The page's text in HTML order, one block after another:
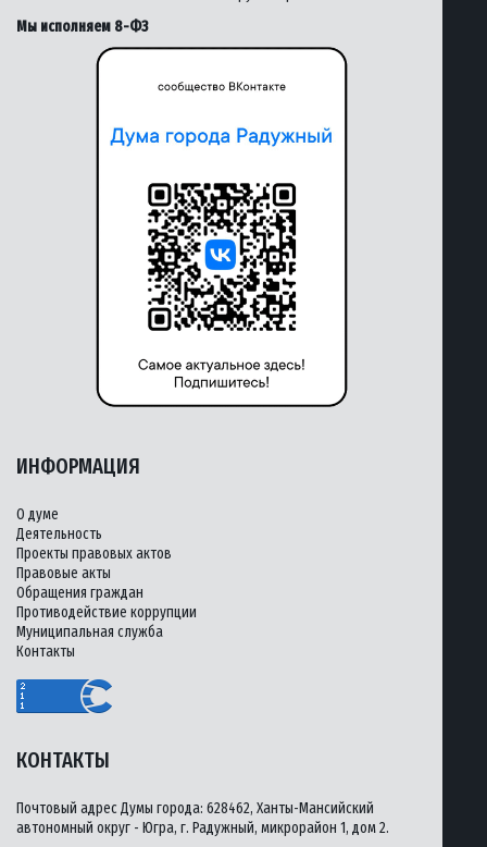
Мы исполняем 8-ФЗ
КОНТАКТЫ
Почтовый адрес Думы города: 628462, Ханты-Мансийский
автономный округ - Югра, г. Радужный, микрорайон 1, дом 2.
ИНФОРМАЦИЯ
О думе
Деятельность
Проекты правовых актов
Правовые акты
Обращения граждан
Противодействие коррупции
Муниципальная служба
Контакты